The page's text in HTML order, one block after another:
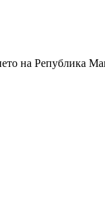
на Република